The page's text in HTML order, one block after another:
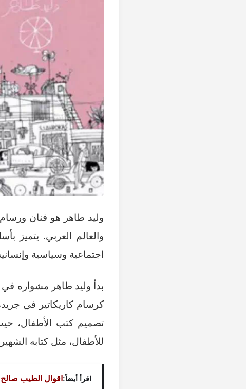
وليد طاهر هو فنان
والعالم العربي. يتميز
اجتماعية وسياسية
بدأ وليد طاهر مشواره
كرسام كاريكاتير في
تصميم كتب الأطفال،
للأطفال، مثل كتابه
اقرأ أيضاً: اقوال الطيب صالح